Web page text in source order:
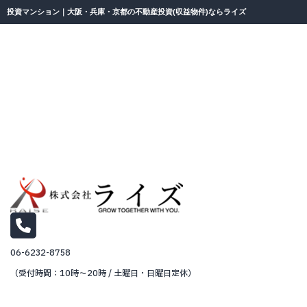
投資マンション｜大阪・兵庫・京都の不動産投資(収益物件)ならライズ
06-6232-8758
（受付時間：10時～20時 / 土曜日・日曜日定休）